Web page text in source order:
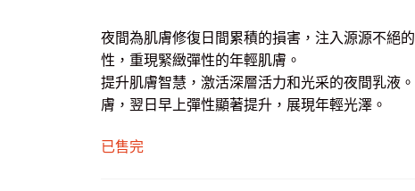
was:
$ 1,200.00.
is:
$ 798.00.
夜間為肌膚修復日間累積的損害，注入源源不絕
性，重現緊緻彈性的年輕肌膚。
提升肌膚智慧，激活深層活力和光采的夜間乳液
膚，翌日早上彈性顯著提升，展現年輕光澤。
已售完